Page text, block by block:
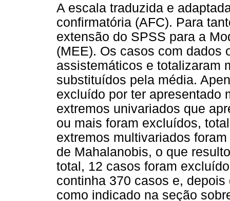
A escala traduzida e
confirmatória (AFC). Para
extensão do SPSS para a
(MEE). Os casos com dados
assistemáticos e totalizaram
substituídos pela média.
excluído por ter apresentado
extremos univariados que
ou mais foram excluídos,
extremos multivariados
de Mahalanobis, o que
total, 12 casos foram
continha 370 casos e,
como indicado na seção